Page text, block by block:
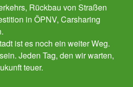
Rückbau von Straßen
in ÖPNV, Carsharing
ist es noch ein weiter Weg.
Jeden Tag, den wir warten,
teuer.